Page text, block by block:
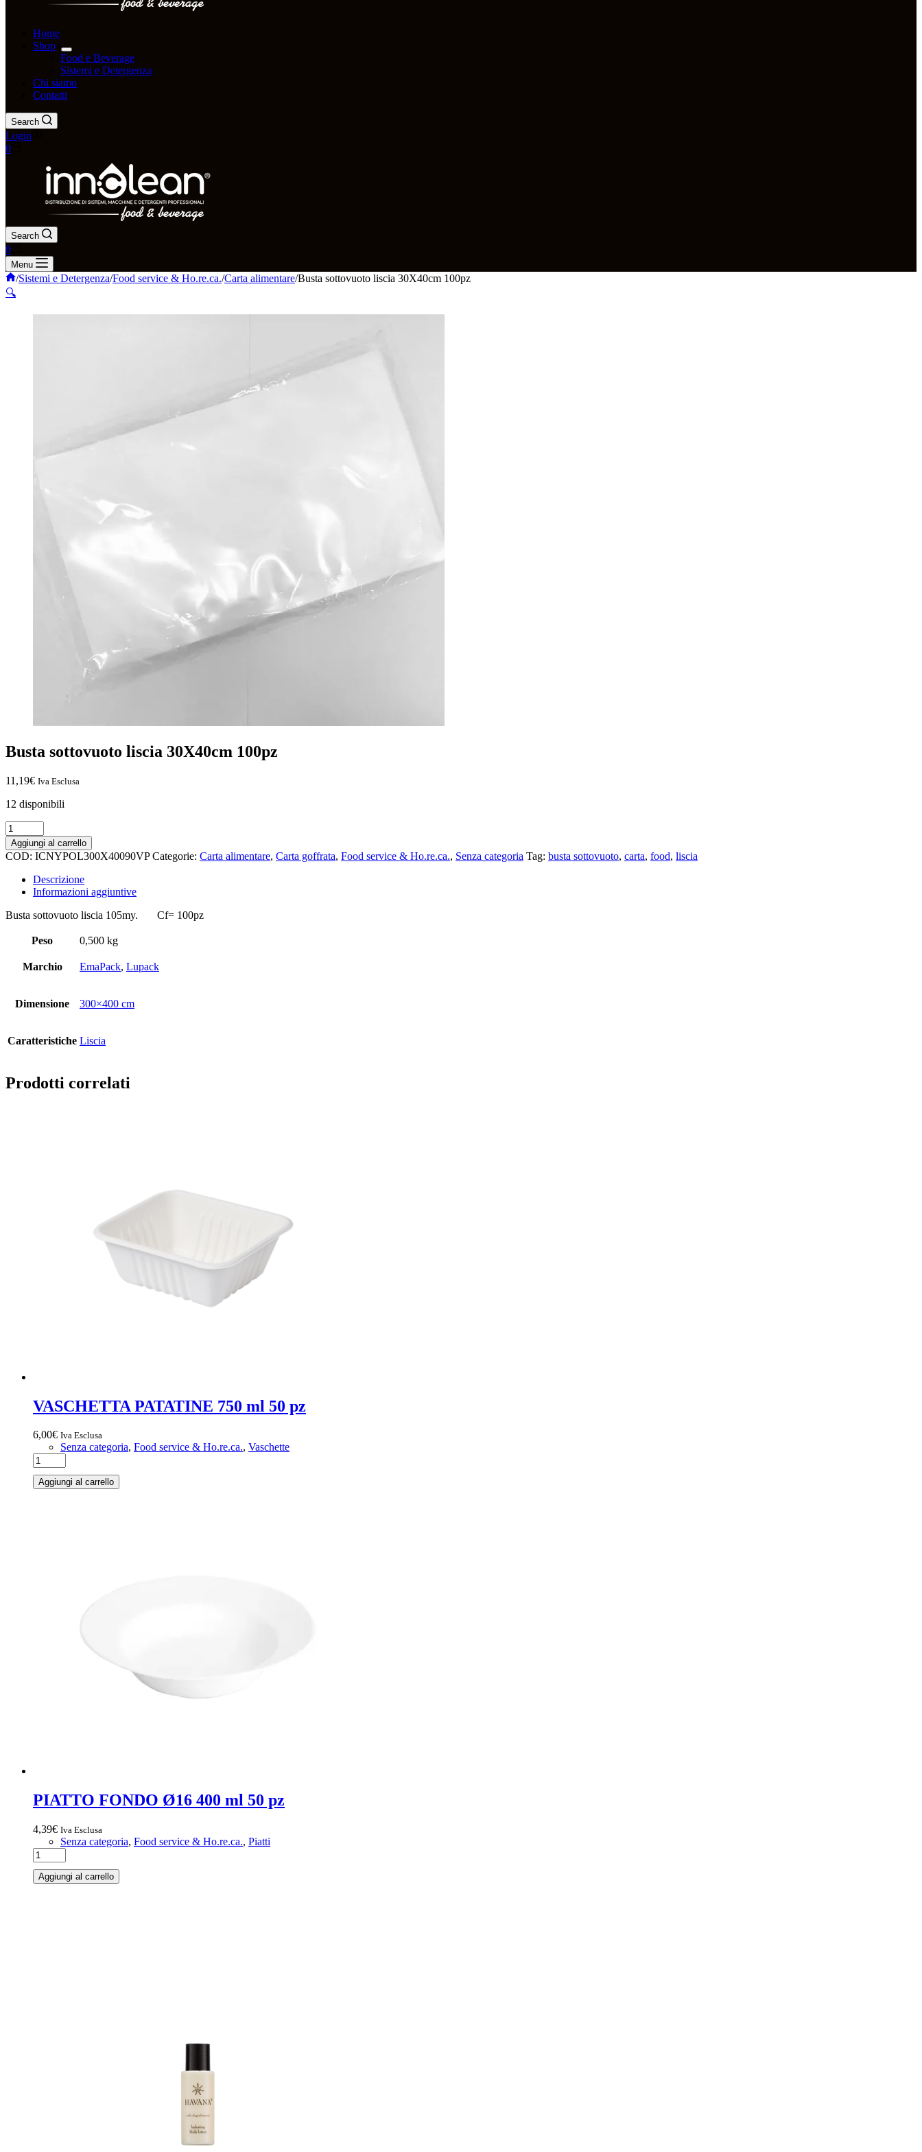
Home
Shop
Food e Beverage
Sistemi e Detergenza
Chi siamo
Contatti
Search
Login
0
Search
0
Menu
/Sistemi e Detergenza/Food service & Ho.re.ca./Carta alimentare/Busta sottovuoto liscia 30X40cm 100pz
🔍
Busta sottovuoto liscia 30X40cm 100pz
11,19€ Iva Esclusa
12 disponibili
Aggiungi al carrello
COD: ICNYPOL300X40090VP Categorie: Carta alimentare, Carta goffrata, Food service & Ho.re.ca., Senza categoria Tag: busta sottovuoto, carta, food, liscia
Descrizione
Informazioni aggiuntive
Busta sottovuoto liscia 105my. Cf= 100pz
Peso 0,500 kg
Marchio EmaPack, Lupack
Dimensione 300×400 cm
Caratteristiche Liscia
Prodotti correlati
VASCHETTA PATATINE 750 ml 50 pz
6,00€ Iva Esclusa
Senza categoria, Food service & Ho.re.ca., Vaschette
Aggiungi al carrello
PIATTO FONDO Ø16 400 ml 50 pz
4,39€ Iva Esclusa
Senza categoria, Food service & Ho.re.ca., Piatti
Aggiungi al carrello